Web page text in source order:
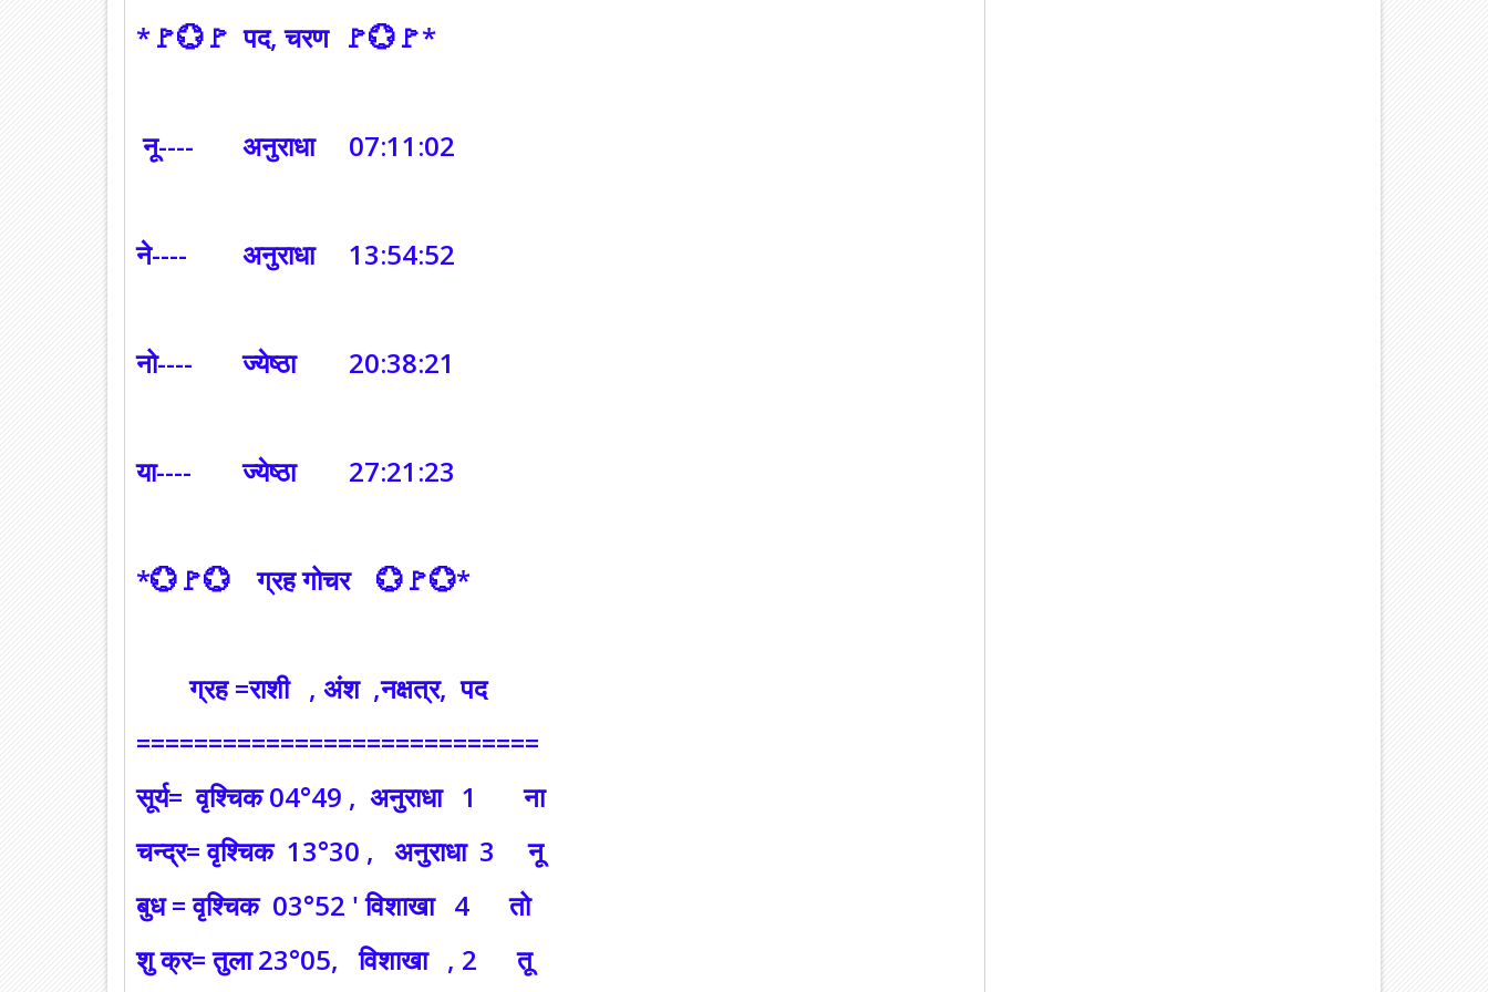
*🚩💮🚩 पद, चरण 🚩💮🚩*
नू---- अनुराधा 07:11:02
ने---- अनुराधा 13:54:52
नो---- ज्येष्ठा 20:38:21
या---- ज्येष्ठा 27:21:23
*💮🚩💮 ग्रह गोचर 💮🚩💮*
ग्रह =राशी , अंश ,नक्षत्र, पद
============================
सूर्य= वृश्चिक 04°49 , अनुराधा 1 ना
चन्द्र= वृश्चिक 13°30 , अनुराधा 3 नू
बुध = वृश्चिक 03°52 ' विशाखा 4 तो
शु क्र= तुला 23°05, विशाखा , 2 तू